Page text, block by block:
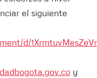
el siguiente
d/
y